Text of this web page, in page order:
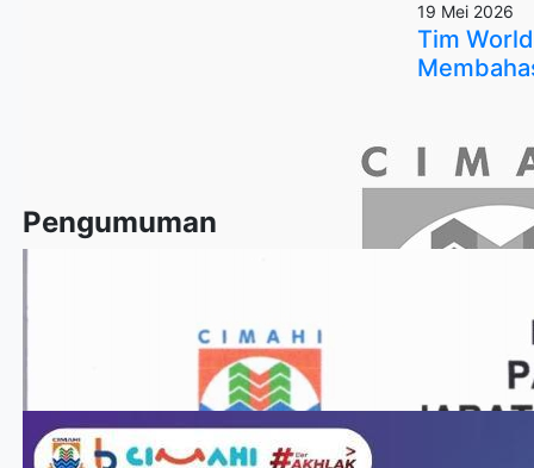
19 Mei 2026
Tim
Pengumuman